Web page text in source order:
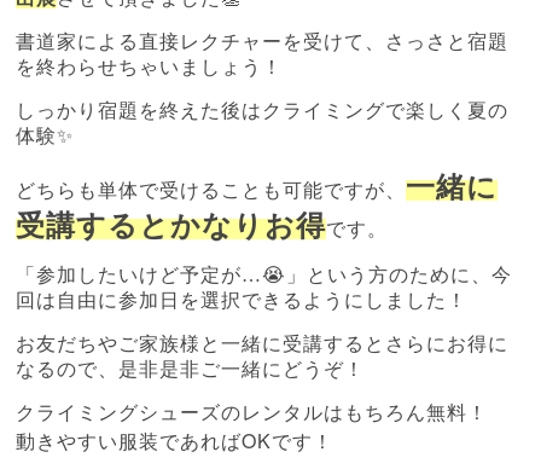
書道家による直接レクチャーを受けて、さっさと宿題
を終わらせちゃいましょう！
しっかり宿題を終えた後はクライミングで楽しく夏の
体験✨
どちらも単体で受けることも可能ですが、 一緒に
受講するとかなりお得です。
「参加したいけど予定が…😭」という方のために、今
回は自由に参加日を選択できるようにしました！
お友だちやご家族様と一緒に受講するとさらにお得に
なるので、是非是非ご一緒にどうぞ！
クライミングシューズのレンタルはもちろん無料！
動きやすい服装であればOKです！